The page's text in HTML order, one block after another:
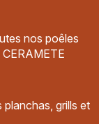
nos poêles
grills et